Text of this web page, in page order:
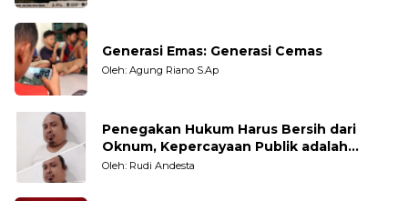
Generasi Emas: Generasi Cemas
Oleh: Agung Riano S.Ap
Penegakan Hukum Harus Bersih dari
Oknum, Kepercayaan Publik adalah
Taruhannya
Oleh: Rudi Andesta